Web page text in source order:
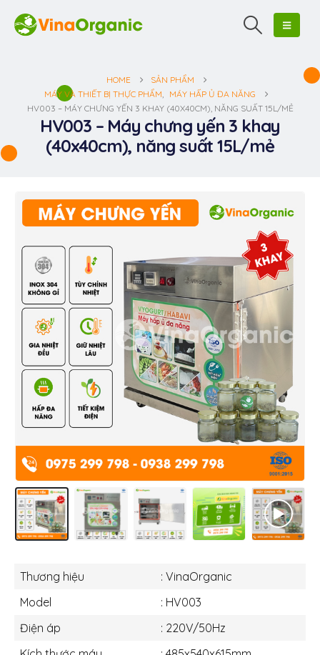
HOME
SẢN PHẨM
MÁY VÀ THIẾT BỊ THỰC PHẨM, MÁY HẤP Ủ ĐA NĂNG
HV003 – MÁY CHƯNG YẾN 3 KHAY (40X40CM), NĂNG SUẤT 15L/MẺ
HV003 – Máy chưng yến 3 khay
(40x40cm), năng suất 15L/mẻ
Thương hiệu
: VinaOrganic
Model
: HV003
Điện áp
: 220V/50Hz